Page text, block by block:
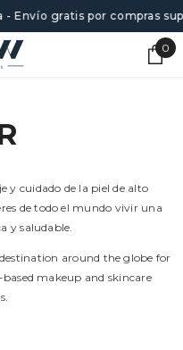
Envío gratis por compras
0
0
y cuidado de la piel de alto
de todo el mundo vivir una
y saludable.
around the globe for
makeup and skincare